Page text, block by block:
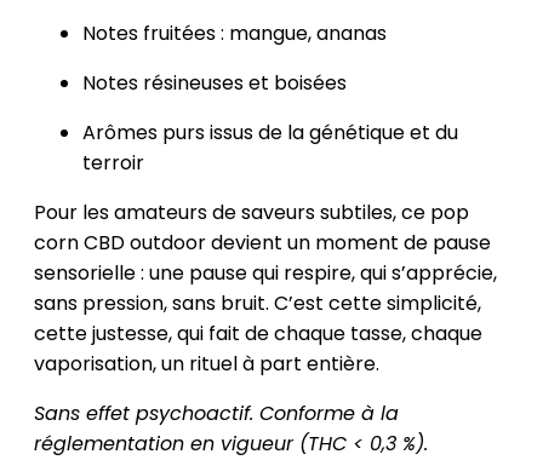
Notes fruitées : mangue, ananas
Notes résineuses et boisées
Arômes purs issus de la génétique et du
terroir
Pour les amateurs de saveurs subtiles, ce pop
corn CBD outdoor devient un moment de pause
sensorielle : une pause qui respire, qui s’apprécie,
sans pression, sans bruit. C’est cette simplicité,
cette justesse, qui fait de chaque tasse, chaque
vaporisation, un rituel à part entière.
Sans effet psychoactif. Conforme à la
réglementation en vigueur (THC < 0,3 %).